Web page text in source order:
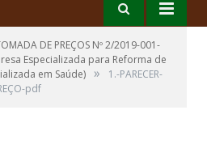
DE PREÇOS Nº 2/2019-001-
Especializada para Reforma de
em Saúde) »
1.-PARECER-
pdf